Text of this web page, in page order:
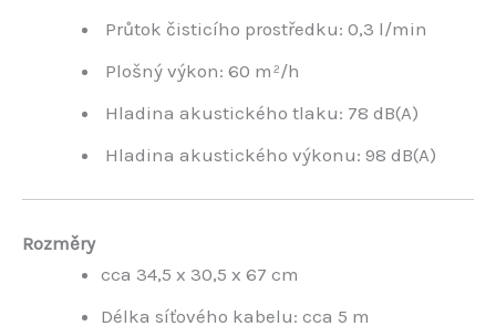
Průtok čisticího prostředku: 0,3 l/min
Plošný výkon: 60 m²/h
Hladina akustického tlaku: 78 dB(A)
Hladina akustického výkonu: 98 dB(A)
Rozměry
cca 34,5 x 30,5 x 67 cm
Délka síťového kabelu: cca 5 m